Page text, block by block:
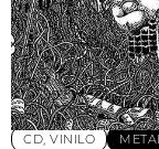
CD, VINILO